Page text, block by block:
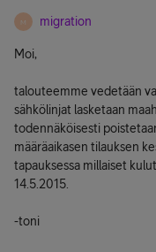
M migration
Moi,
talouteemme vedetään
sähkölinjat lasketaan
todennäköisesti
määräaikasen tilauksen
tapauksessa millaiset
14.5.2015.
-toni